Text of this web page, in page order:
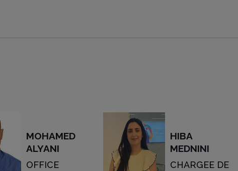
MOHAMED
ALYANI
OFFICE
HIBA
MEDNINI
CHARGEE DE